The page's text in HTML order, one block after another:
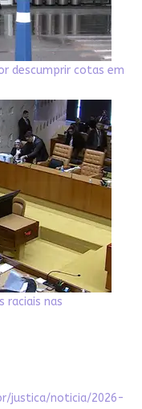
descumprir cotas em
raciais nas
justica/noticia/2026-